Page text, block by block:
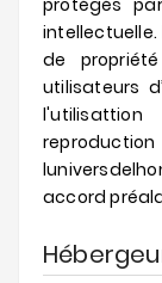
protégés
de
utilisateurs
accord